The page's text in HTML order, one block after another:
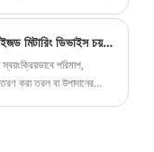
কেন আপনার উত্পাদন লাইনের জন্য একটি কম্পিউটারাইজড মিটারিং ডিভাইস চয়ন করবেন?
পরিমাপ,
করা তরল বা উপাদানের